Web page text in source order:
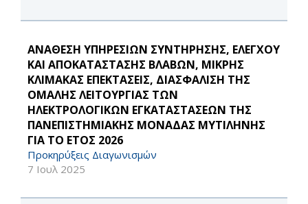
ΑΝΑΘΕΣΗ ΥΠΗΡΕΣΙΩΝ ΣΥΝΤΗΡΗΣΗΣ, ΕΛΕΓΧΟΥ
ΚΑΙ ΑΠΟΚΑΤΑΣΤΑΣΗΣ ΒΛΑΒΩΝ, ΜΙΚΡΗΣ
ΚΛΙΜΑΚΑΣ ΕΠΕΚΤΑΣΕΙΣ, ΔΙΑΣΦΑΛΙΣΗ ΤΗΣ
ΟΜΑΛΗΣ ΛΕΙΤΟΥΡΓΙΑΣ ΤΩΝ
ΗΛΕΚΤΡΟΛΟΓΙΚΩΝ ΕΓΚΑΤΑΣΤΑΣΕΩΝ ΤΗΣ
ΠΑΝΕΠΙΣΤΗΜΙΑΚΗΣ ΜΟΝΑΔΑΣ ΜΥΤΙΛΗΝΗΣ
ΓΙΑ ΤΟ ΕΤΟΣ 2026
Προκηρύξεις Διαγωνισμών
7 Ιουλ 2025